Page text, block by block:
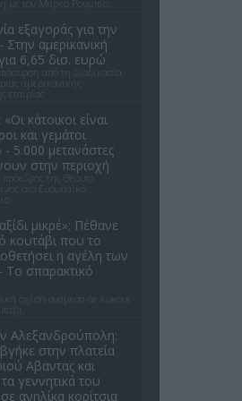
με τον Μάρκο Ρούμπιο.
εξαγοράς για την
- Στην αμερικανική
6,65 δισ. ευρώ
από τη διαδικασία
αμερικανικής
εταιρίας
«Οι κάτοικοι είναι
και γεμάτοι
- 5.000 μετανάστες
στην περιοχή
πρόεδρος της Θέουτα
στο Ευρωπαϊκό
μικρέ»: Πέθανε
κουτάβι που το
η αγέλη των
Το σπαρακτικό
σχέση ανάμεσα σε λύκους
Αλεξανδρούπολη:
στην πλατεία
Αβαντας και
γεννητικά του
ανηλίκα κορίτσια